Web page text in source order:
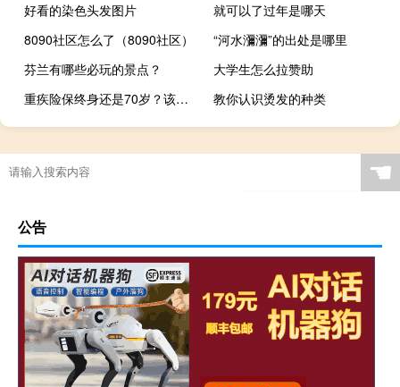
好看的染色头发图片
就可以了过年是哪天
8090社区怎么了（8090社区）
“河水瀰瀰”的出处是哪里
芬兰有哪些必玩的景点？
大学生怎么拉赞助
重疾险保终身还是70岁？该怎么选？
教你认识烫发的种类
☚
公告